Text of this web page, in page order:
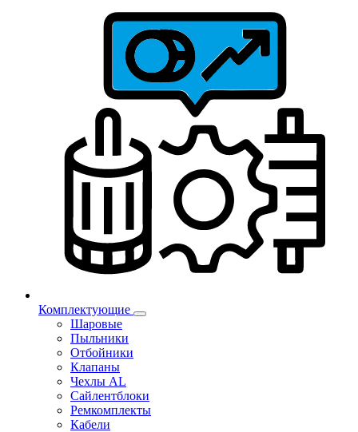
Комплектующие
Шаровые
Пыльники
Отбойники
Клапаны
Чехлы AL
Сайлентблоки
Ремкомплекты
Кабели